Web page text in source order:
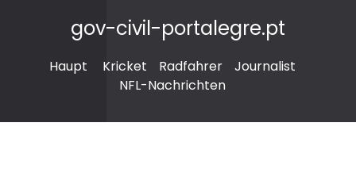
gov-civil-portalegre.pt
Haupt Kricket Radfahrer
Journalist
NFL-Nachrichten